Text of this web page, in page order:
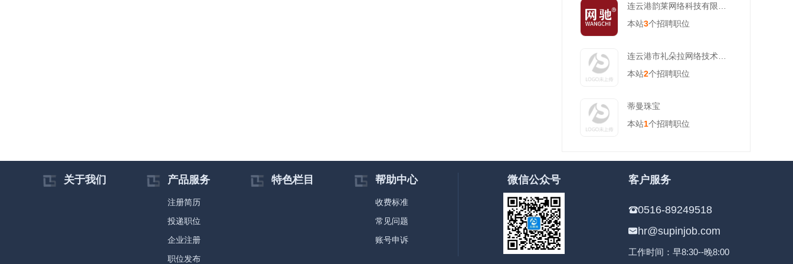
本站3个招聘职位
本站2个招聘职位
蒂曼珠宝
本站1个招聘职位
关于我们 产品服务
注册简历
投递职位
企业注册
职位发布
特色栏目 帮助中心
收费标准
常见问题
账号申诉
微信公众号 客户服务
0516-89249518
hr@supinjob.com
工作时间：早8:30--晚8:00